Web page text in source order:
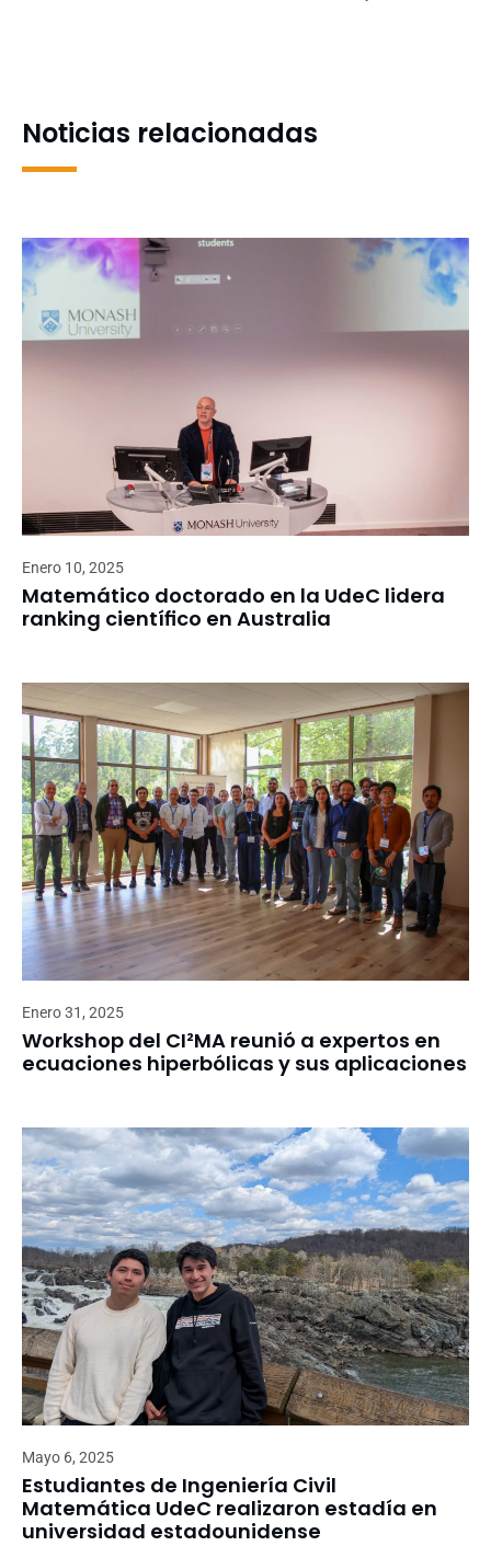
Noticias relacionadas
Enero 10, 2025
Matemático doctorado en la UdeC lidera
ranking científico en Australia
Enero 31, 2025
Workshop del CI²MA reunió a expertos en
ecuaciones hiperbólicas y sus aplicaciones
Mayo 6, 2025
Estudiantes de Ingeniería Civil
Matemática UdeC realizaron estadía en
universidad estadounidense